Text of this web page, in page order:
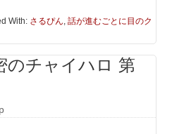
With: さるぴん,話が進むごとに目のク
のチャイハロ 第